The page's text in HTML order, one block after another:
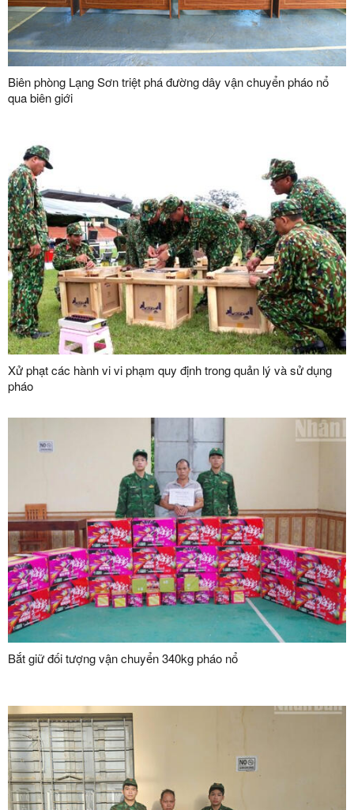
Biên phòng Lạng Sơn triệt phá đường dây vận chuyển pháo nổ
qua biên giới
Xử phạt các hành vi vi phạm quy định trong quản lý và sử dụng
pháo
Bắt giữ đối tượng vận chuyển 340kg pháo nổ